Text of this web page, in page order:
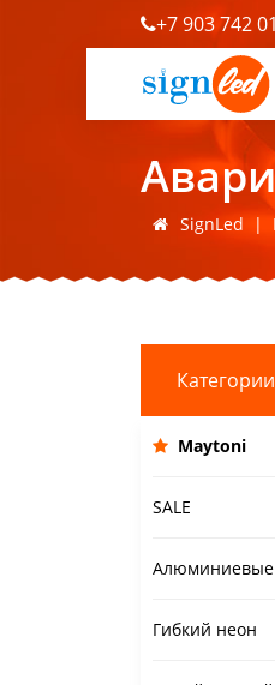
+7 903 742
SignLed |
Maytoni
SALE
Гибкий неон